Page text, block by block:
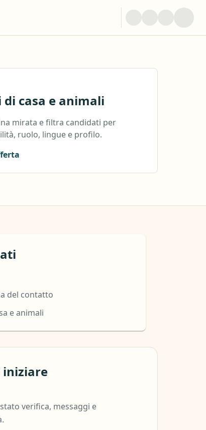
casa e animali
mirata e filtra candidati per
ruolo, lingue e profilo.
del contatto
e animali
iniziare
verifica, messaggi e